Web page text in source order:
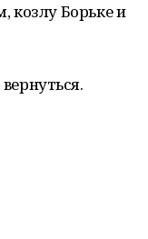
козлу Борьке и